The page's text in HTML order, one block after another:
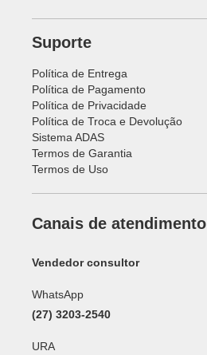
Suporte
Política de Entrega
Política de Pagamento
Política de Privacidade
Política de Troca e Devolução
Sistema ADAS
Termos de Garantia
Termos de Uso
Canais de atendimento
Vendedor consultor
WhatsApp
(27) 3203-2540
URA